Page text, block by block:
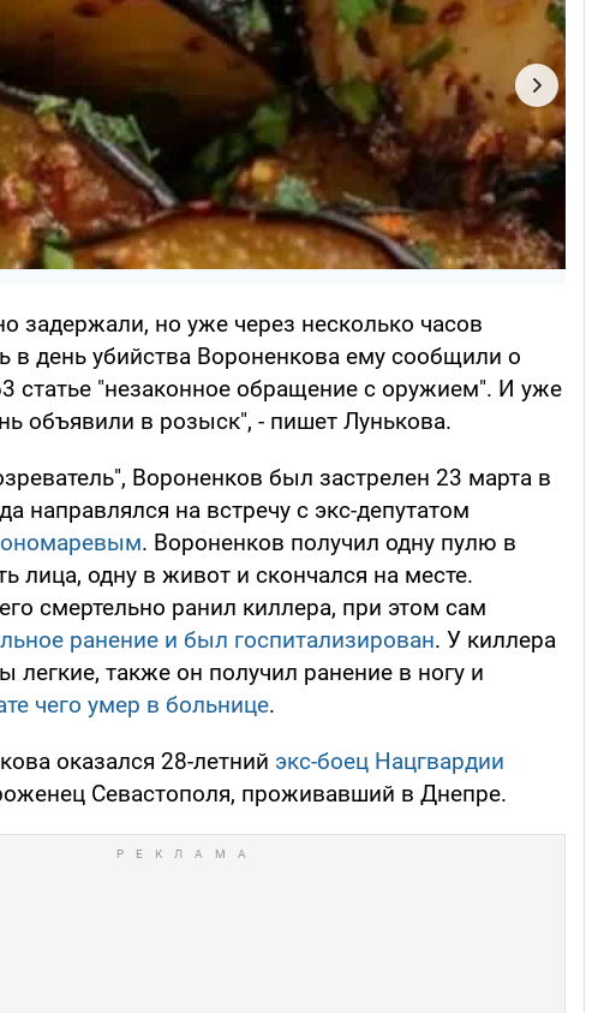
задержали, но уже через несколько часов
в день убийства Вороненкова ему сообщили о
статье "незаконное обращение с оружием". И уже
объявили в розыск", - пишет Лунькова.
Вороненков был застрелен 23 марта в
направлялся на встречу с экс-депутатом
. Вороненков получил одну пулю в
лица, одну в живот и скончался на месте.
смертельно ранил киллера, при этом сам
ранение и был госпитализирован. У киллера
легкие, также он получил ранение в ногу и
чего умер в больнице.
оказался 28-летний экс-боец Нацгвардии
Севастополя, проживавший в Днепре.